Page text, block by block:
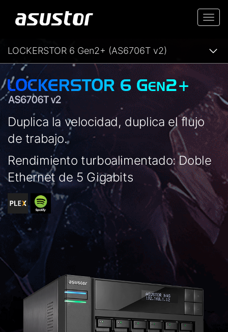
LOCKERSTOR 6 Gen2+ (AS6706T v2)
Duplica la velocidad, duplica el flujo
de trabajo.
Rendimiento turboalimentado: Doble
Ethernet de 5 Gigabits